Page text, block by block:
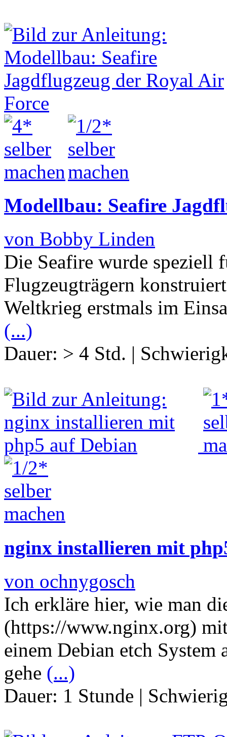
Modellbau: Seafire
von Bobby Linden
Die Seafire wurde speziell
Flugzeugträgern
Weltkrieg erstmals im
(...)
Dauer: > 4 Std. |
nginx installieren mit
von ochnygosch
Ich erkläre hier, wie man
(https://www.nginx.org)
einem Debian etch
gehe (...)
Dauer: 1 Stunde |